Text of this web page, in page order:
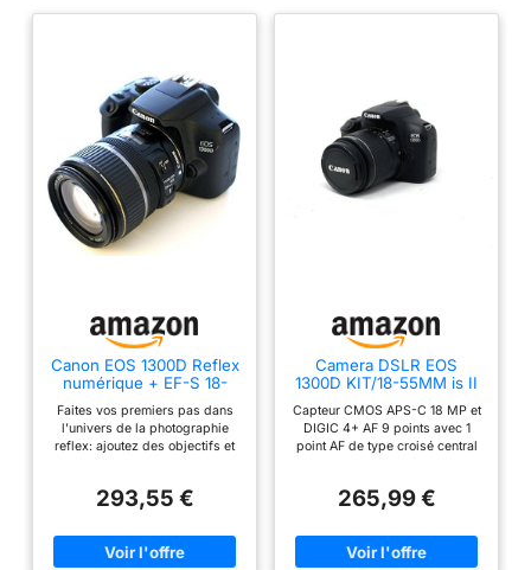
séquences à l’aide du
intelligente auto et
exploitez les filtres
créatifs, le viseur optique
et l’autofocus rapide
Canon EOS 1300D Reflex
numérique + EF-S 18-
Faites vos premiers pas dans
l’univers de la photographie
reflex: ajoutez des objectifs et
commandes de votre appareil
intégré en cas de lumière vive
Réalisez de superbes vidéos
293,55 €
Camera DSLR EOS
1300D KIT/18-55MM is II
Capteur CMOS APS-C 18 MP et
DIGIC 4+ AF 9 points avec 1
point AF de type croisé central
et NFC pris en charge, monture
265,99 €